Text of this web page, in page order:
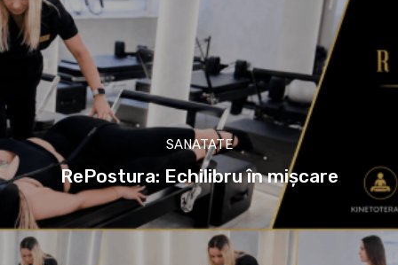
SANATATE
RePostura: Echilibru în mișcare